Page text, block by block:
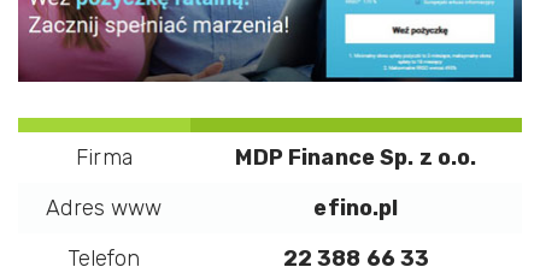
Firma
MDP Finance Sp. z o.o.
Adres www
efino.pl
Telefon
22 388 66 33